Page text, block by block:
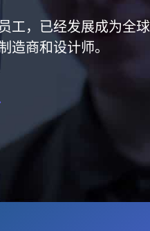
工，已经发展成为全
造商和设计师。